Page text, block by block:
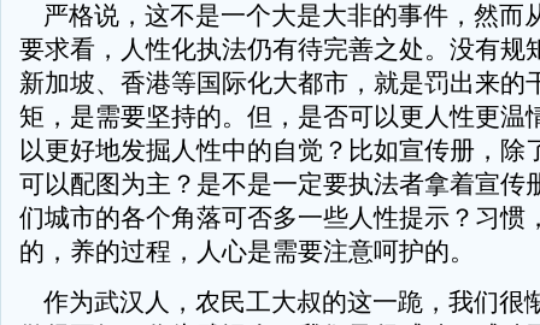
严格说，这不是一个大是大非的事件，然而
要求看，人性化执法仍有待完善之处。没有规
新加坡、香港等国际化大都市，就是罚出来的
矩，是需要坚持的。但，是否可以更人性更温
以更好地发掘人性中的自觉？比如宣传册，除
可以配图为主？是不是一定要执法者拿着宣传
们城市的各个角落可否多一些人性提示？习惯
的，养的过程，人心是需要注意呵护的。
作为武汉人，农民工大叔的这一跪，我们很